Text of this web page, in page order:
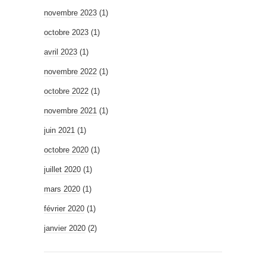
novembre 2023 (1)
octobre 2023 (1)
avril 2023 (1)
novembre 2022 (1)
octobre 2022 (1)
novembre 2021 (1)
juin 2021 (1)
octobre 2020 (1)
juillet 2020 (1)
mars 2020 (1)
février 2020 (1)
janvier 2020 (2)